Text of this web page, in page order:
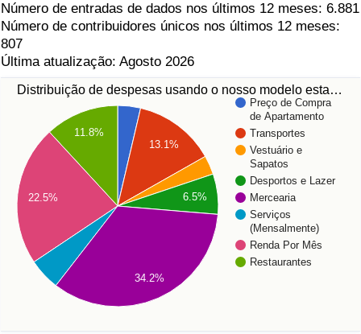
Número de entradas de dados nos últimos 12 meses: 6.881
Número de contribuidores únicos nos últimos 12 meses:
807
Última atualização: Agosto 2026
Distribuição de despesas usando o nosso modelo esta…
Preço de Compra
de Apartamento
Transportes
Vestuário e
Sapatos
Desportos e Lazer
Mercearia
Serviços
(Mensalmente)
Renda Por Mês
Restaurantes
13.1%
6.5%
11.8%
22.5%
34.2%